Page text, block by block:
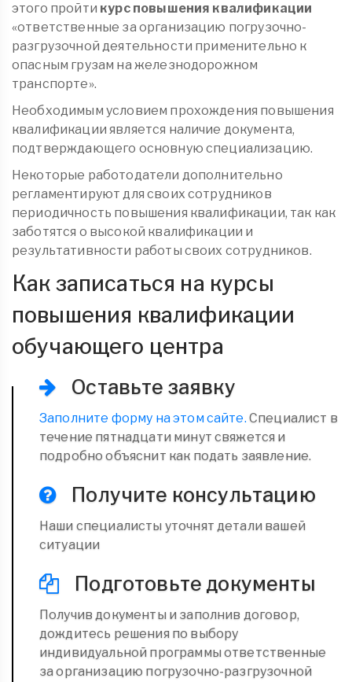
этого пройти курс повышения квалификации
«ответственные за организацию погрузочно-
разгрузочной деятельности применительно к
опасным грузам на железнодорожном
транспорте».
Необходимым условием прохождения повышения
квалификации является наличие документа,
подтверждающего основную специализацию.
Некоторые работодатели дополнительно
регламентируют для своих сотрудников
периодичность повышения квалификации, так как
заботятся о высокой квалификации и
результативности работы своих сотрудников.
Как записаться на курсы
повышения квалификации
обучающего центра
Оставьте заявку
Заполните форму на этом сайте. Специалист в
течение пятнадцати минут свяжется и
подробно объяснит как подать заявление.
Получите консультацию
Наши специалисты уточнят детали вашей
ситуации
Подготовьте документы
Получив документы и заполнив договор,
дождитесь решения по выбору
индивидуальной программы ответственные
за организацию погрузочно-разгрузочной